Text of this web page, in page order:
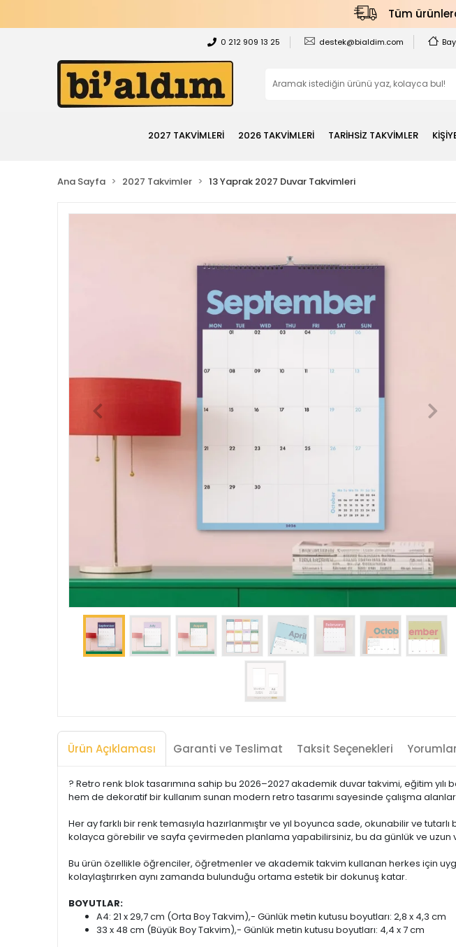
Tüm
0 212 909 13 25 destek@bialdim.com
2027 TAKVİMLERİ 2026 TAKVİMLERİ TARİHSİZ TAKVİMLER
Ana Sayfa 2027 Takvimler 13 Yaprak 2027 Duvar Takvimleri
Ürün Açıklaması Garanti ve Teslimat Taksit Seçenekleri Yorumlar
?️ Retro renk blok tasarımına sahip bu 2026–2027 akademik duvar takvimi, eğitim
hem de dekoratif bir kullanım sunan modern retro tasarımı sayesinde çalışma
Her ay farklı bir renk temasıyla hazırlanmıştır ve yıl boyunca sade, okunabilir ve
kolayca görebilir ve sayfa çevirmeden planlama yapabilirsiniz, bu da günlük ve
Bu ürün özellikle öğrenciler, öğretmenler ve akademik takvim kullanan herkes için
kolaylaştırırken aynı zamanda bulunduğu ortama estetik bir dokunuş katar.
BOYUTLAR:
A4: 21 x 29,7 cm (Orta Boy Takvim),- Günlük metin kutusu boyutları: 2,8 x 4,3 cm
33 x 48 cm (Büyük Boy Takvim),- Günlük metin kutusu boyutları: 4,4 x 7 cm